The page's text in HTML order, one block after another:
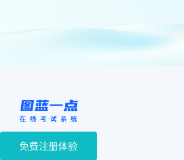
免费注册体验